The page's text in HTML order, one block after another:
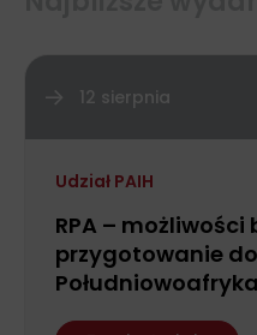
12 sierpnia
Udział PAIH
RPA – możliwości
przygotowanie